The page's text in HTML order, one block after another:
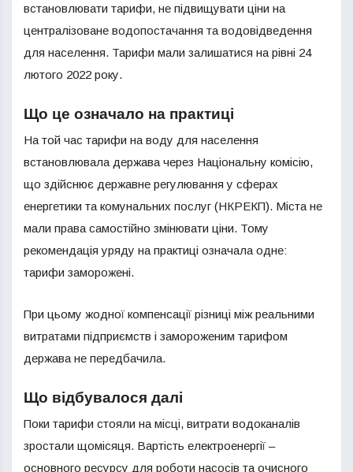
встановлювати тарифи, не підвищувати ціни на
централізоване водопостачання та водовідведення
для населення. Тарифи мали залишатися на рівні 24
лютого 2022 року.
Що це означало на практиці
На той час тарифи на воду для населення
встановлювала держава через Національну комісію,
що здійснює державне регулювання у сферах
енергетики та комунальних послуг (НКРЕКП). Міста не
мали права самостійно змінювати ціни. Тому
рекомендація уряду на практиці означала одне:
тарифи заморожені.
При цьому жодної компенсації різниці між реальними
витратами підприємств і замороженим тарифом
держава не передбачила.
Що відбувалося далі
Поки тарифи стояли на місці, витрати водоканалів
зростали щомісяця. Вартість електроенергії –
основного ресурсу для роботи насосів та очисного